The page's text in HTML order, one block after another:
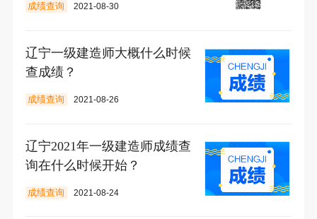
成绩查询 2021-08-30
辽宁一级建造师大概什么时候
查成绩？
成绩查询 2021-08-26
辽宁2021年一级建造师成绩查
询在什么时候开始？
成绩查询 2021-08-24